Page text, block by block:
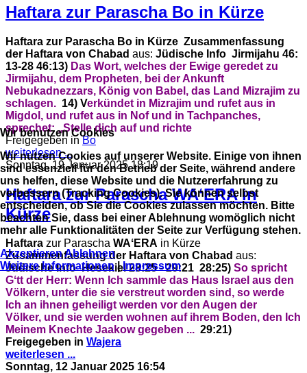
Haftara zur Parascha Bo in Kürze
Haftara zur Parascha Bo in Kürze Zusammenfassung
der Haftara von Chabad aus: Jüdische Info Jirmijahu 46:
13-28 46:13) Das Wort, welches der Ewige geredet zu
Jirmijahu, dem Propheten, bei der Ankunft
Nebukadnezzars, König von Babel, das Land Mizrajim zu
schlagen. 14) Verkündet in Mizrajim und rufet aus in
Migdol, und rufet aus in Nof und in Tachpanches,
sprechet:„Stelle dich auf und richte
Freigegeben in Bo
weiterlesen ...
Sonntag, 19 Januar 2025 18:19
Haftara zur Parascha WAʻERA in
Kürze
Haftara zur Parascha WAʻERA in Kürze
Zusammenfassung der Haftara von Chabad aus:
Jüdische Info Hesekiel 28:25 - 29:21 28:25) So spricht
Gʻtt der Herr: Wenn Ich sammle das Haus Israel aus den
Völkern, unter die sie verstreut worden sind, so werde
Ich an ihnen geheiligt werden vor den Augen der
Völker, und sie werden wohnen auf ihrem Boden, den Ich
Meinem Knechte Jaakow gegeben ... 29:21)
Freigegeben in Wajera
weiterlesen ...
Sonntag, 12 Januar 2025 16:54
Wir benutzen Cookies
Wir nutzen Cookies auf unserer Website. Einige von ihnen
sind essenziell für den Betrieb der Seite, während andere
uns helfen, diese Website und die Nutzererfahrung zu
verbessern (Tracking Cookies). Sie können selbst
entscheiden, ob Sie die Cookies zulassen möchten. Bitte
beachten Sie, dass bei einer Ablehnung womöglich nicht
mehr alle Funktionalitäten der Seite zur Verfügung stehen.
AkzeptierenAblehnen
Weitere Informationen|Impressum